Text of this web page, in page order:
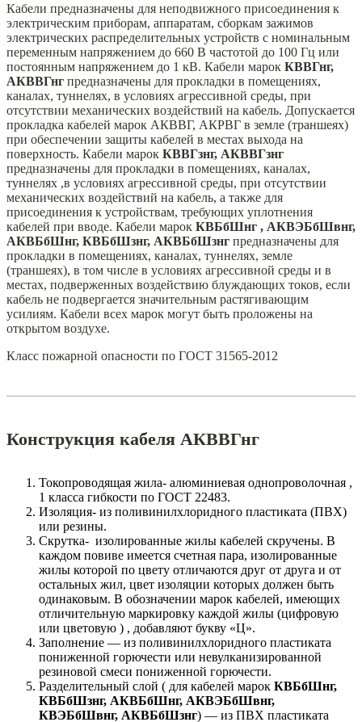
Кабели предназначены для неподвижного присоединения к
электрическим приборам, аппаратам, сборкам зажимов
электрических распределительных устройств с номинальным
переменным напряжением до 660 В частотой до 100 Гц или
постоянным напряжением до 1 кВ. Кабели марок КВВГнг,
АКВВГнг предназначены для прокладки в помещениях,
каналах, туннелях, в условиях агрессивной среды, при
отсутствии механических воздействий на кабель. Допускается
прокладка кабелей марок АКВВГ, АКРВГ в земле (траншеях)
при обеспечении защиты кабелей в местах выхода на
поверхность. Кабели марок КВВГзнг, АКВВГзнг
предназначены для прокладки в помещениях, каналах,
туннелях ,в условиях агрессивной среды, при отсутствии
механических воздействий на кабель, а также для
присоединения к устройствам, требующих уплотнения
кабелей при вводе. Кабели марок КВБбШнг , АКВЭБбШвнг,
АКВБбШнг, КВБбШзнг, АКВБбШзнг предназначены для
прокладки в помещениях, каналах, туннелях, земле
(траншеях), в том числе в условиях агрессивной среды и в
местах, подверженных воздействию блуждающих токов, если
кабель не подвергается значительным растягивающим
усилиям. Кабели всех марок могут быть проложены на
открытом воздухе.
Класс пожарной опасности по ГОСТ 31565-2012
Конструкция кабеля АКВВГнг
Токопроводящая жила- алюминиевая однопроволочная ,
1 класса гибкости по ГОСТ 22483.
Изоляция- из поливинилхлоридного пластиката (ПВХ)
или резины.
Скрутка- изолированные жилы кабелей скручены. В
каждом повиве имеется счетная пара, изолированные
жилы которой по цвету отличаются друг от друга и от
остальных жил, цвет изоляции которых должен быть
одинаковым. В обозначении марок кабелей, имеющих
отличительную маркировку каждой жилы (цифровую
или цветовую ) , добавляют букву «Ц».
Заполнение — из поливинилхлоридного пластиката
пониженной горючести или невулканизированной
резиновой смеси пониженной горючести.
Разделительный слой ( для кабелей марок КВБбШнг,
КВБбШзнг, АКВБбШнг, АКВЭБбШвнг,
КВЭБбШвнг, АКВБбШзнг) — из ПВХ пластиката